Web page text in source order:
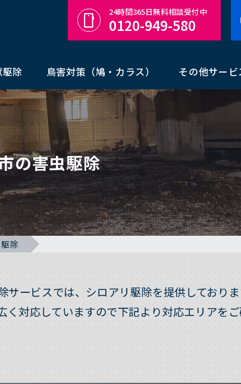
除 鳥害対策（鳩・カラス） その他サービ
24時間365日無料相談受付中
0120-949-580
の害虫駆除
除
ービスでは、シロアリ駆除を提供しておりま
対応していますので下記より対応エリアをご